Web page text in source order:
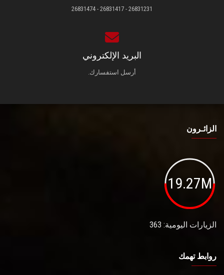
26831231 - 26831417 - 26831474
البريد الإلكتروني
أرسل استفسارك.
الزائـرون
19.27M
الزيارات اليومية: 363
روابط تهمك